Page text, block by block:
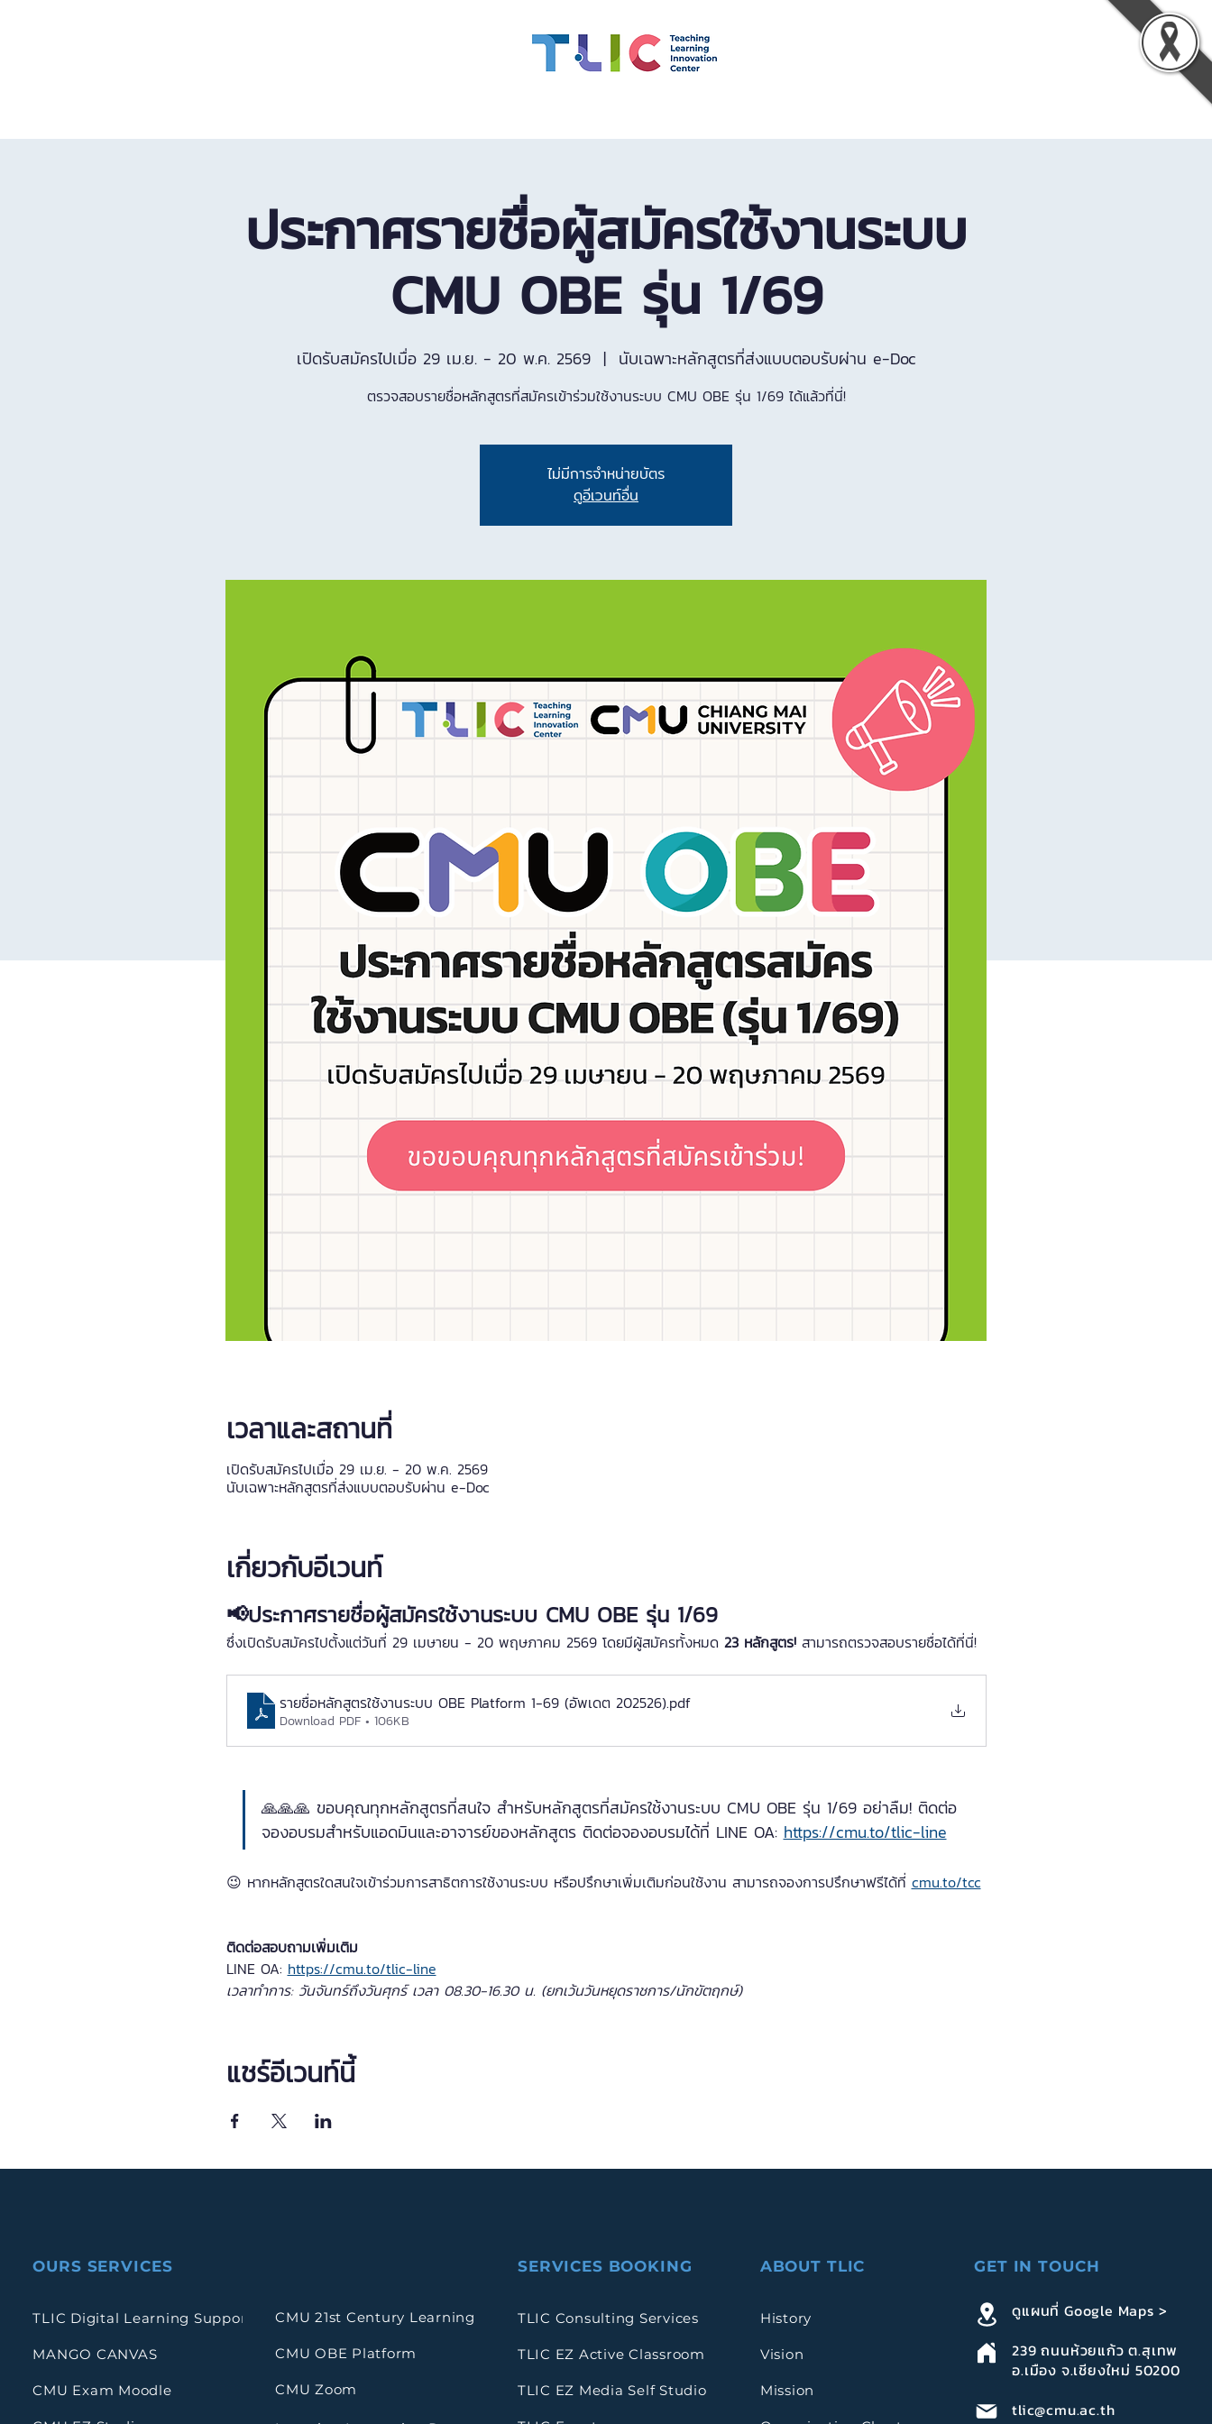
ประกาศรายชื่อผู้สมัครใช้งานระบบ
CMU OBE รุ่น 1/69
เปิดรับสมัครไปเมื่อ 29 เม.ย. - 20 พ.ค. 2569
  |
นับเฉพาะหลักสูตรที่ส่งแบบตอบรับผ่าน e-Doc
ตรวจสอบรายชื่อหลักสูตรที่สมัครเข้าร่วมใช้งานระบบ CMU OBE รุ่น 1/69 ได้แล้วที่นี่!
ไม่มีการจำหน่ายบัตร
ดูอีเวนท์อื่น
เวลาและสถานที่
เปิดรับสมัครไปเมื่อ 29 เม.ย. - 20 พ.ค. 2569
นับเฉพาะหลักสูตรที่ส่งแบบตอบรับผ่าน e-Doc
เกี่ยวกับอีเวนท์
📢ประกาศรายชื่อผู้สมัครใช้งานระบบ CMU OBE รุ่น 1/69
ซึ่งเปิดรับสมัครไปตั้งแต่วันที่ 29 เมษายน - 20 พฤษภาคม 2569 โดยมีผู้สมัครทั้งหมด 23 หลักสูตร! สามารถตรวจสอบรายชื่อได้ที่นี่!
รายชื่อหลักสูตรใช้งานระบบ OBE Platform 1-69 (อัพเดต 202526).pdf
Download PDF • 106KB
🙏🙏🙏 ขอบคุณทุกหลักสูตรที่สนใจ สำหรับหลักสูตรที่สมัครใช้งานระบบ CMU OBE รุ่น 1/69 อย่าลืม! ติดต่อ
จองอบรมสำหรับแอดมินและอาจารย์ของหลักสูตร ติดต่อจองอบรมได้ที่ LINE OA: https://cmu.to/tlic-line
😉 หากหลักสูตรใดสนใจเข้าร่วมการสาธิตการใช้งานระบบ หรือปรึกษาเพิ่มเติมก่อนใช้งาน สามารถจองการปรึกษาฟรีได้ที่ cmu.to/tcc
ติดต่อสอบถามเพิ่มเติม
LINE OA: https://cmu.to/tlic-line
เวลาทำการ: วันจันทร์ถึงวันศุกร์ เวลา 08.30-16.30 น. (ยกเว้นวันหยุดราชการ/นักขัตฤกษ์)
แชร์อีเวนท์นี้
OURS SERVICES
TLIC Digital Learning Support
MANGO CANVAS
CMU Exam Moodle
CMU 21st Century Learning
CMU OBE Platform
CMU Zoom
SERVICES BOOKING
TLIC Consulting Services
TLIC EZ Active Classroom
TLIC EZ Media Self Studio
ABOUT TLIC
History
Vision
Mission
GET IN TOUCH
ดูแผนที่ Google Maps >
239 ถนนห้วยแก้ว ต.สุเทพ
อ.เมือง จ.เชียงใหม่ 50200
tlic@cmu.ac.th